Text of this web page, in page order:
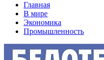
Главная
В мире
Экономика
Промышленность